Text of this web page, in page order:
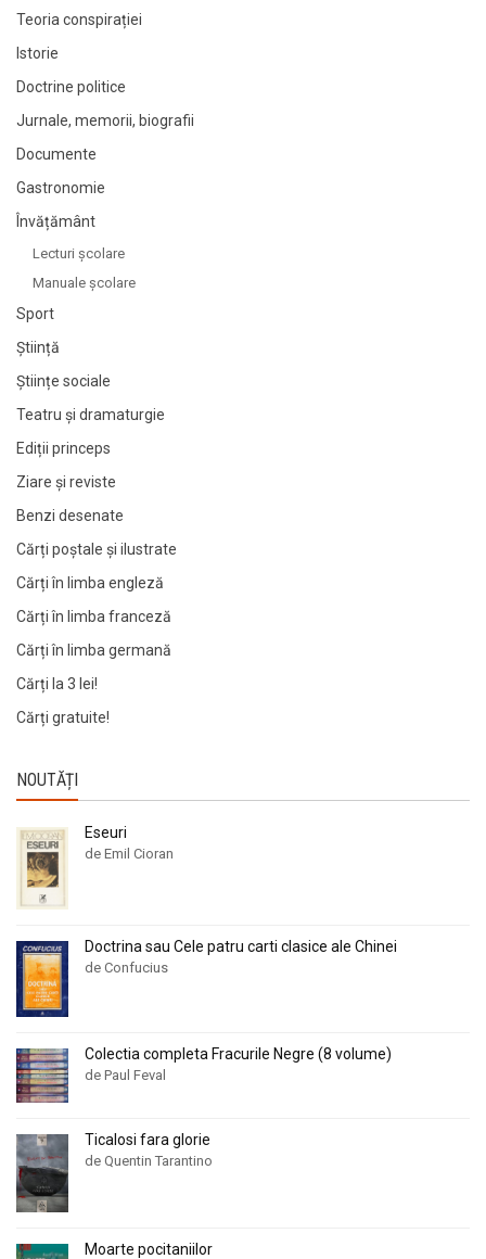
Teoria conspirației
Istorie
Doctrine politice
Jurnale, memorii, biografii
Documente
Gastronomie
Învățământ
Lecturi şcolare
Manuale şcolare
Sport
Știință
Științe sociale
Teatru și dramaturgie
Ediții princeps
Ziare şi reviste
Benzi desenate
Cărți poștale și ilustrate
Cărți în limba engleză
Cărți în limba franceză
Cărți în limba germană
Cărți la 3 lei!
Cărți gratuite!
NOUTĂȚI
Eseuri
de Emil Cioran
Doctrina sau Cele patru carti clasice ale Chinei
de Confucius
Colectia completa Fracurile Negre (8 volume)
de Paul Feval
Ticalosi fara glorie
de Quentin Tarantino
Moarte pocitaniilor